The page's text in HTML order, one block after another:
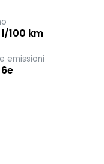
100 km
emissioni